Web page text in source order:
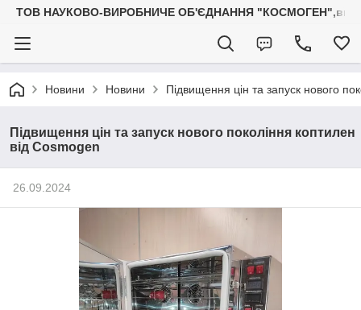
ТОВ НАУКОВО-ВИРОБНИЧЕ ОБ'ЄДНАННЯ
Новини Новини Підвищення цін та запуск нового
Підвищення цін та запуск нового покоління коптилен
від Cosmogen
26.09.2024